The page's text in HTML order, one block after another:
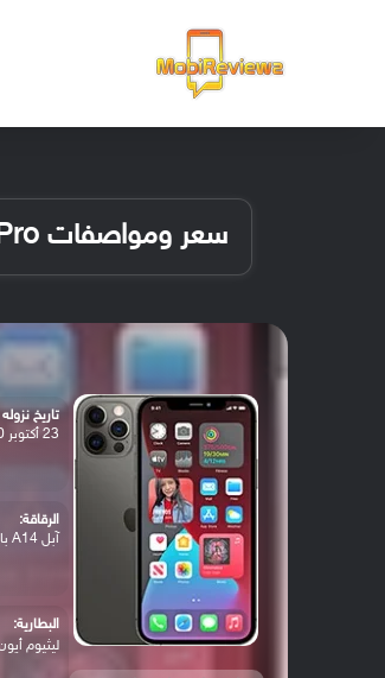
سعر ومواصفات Apple iPhone 12 Pro
تاريخ
23 أكتوبر 2020
الرقاقة:
آبل A14 بايونيك (5 نانومتر)
البطارية:
ليثيوم